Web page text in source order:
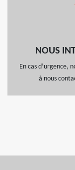
NOUS
En cas d’urgence,
à nous